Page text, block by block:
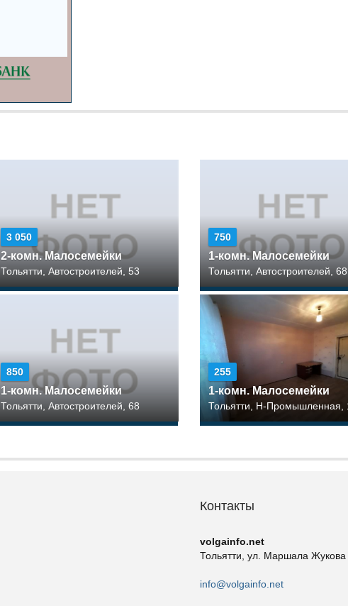
3 050
2-комн. Малосемейки
Тольятти, Автостроителей, 53
750
1-комн. Малосемейки
Тольятти, Автостроителей, 68
850
1-комн. Малосемейки
Тольятти, Автостроителей, 68
255
1-комн. Малосемейки
Тольятти, Н-Промышленная,
Контакты
volgainfo.net
Тольятти, ул. Маршала Жукова
info@volgainfo.net